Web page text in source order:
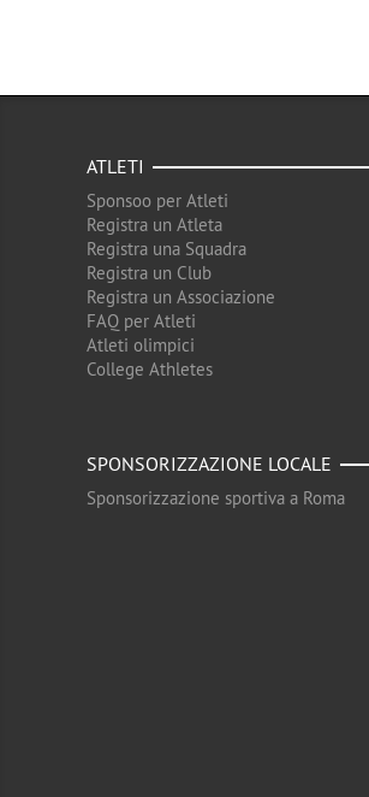
ATLETI
Sponsoo per Atleti
Registra un Atleta
Registra una Squadra
Registra un Club
Registra un Associazione
FAQ per Atleti
Atleti olimpici
College Athletes
SPONSORIZZAZIONE LOCALE
Sponsorizzazione sportiva a Roma